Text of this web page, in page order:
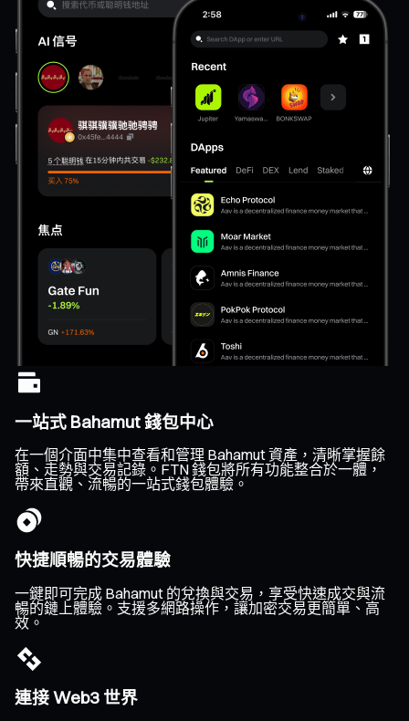
一站式 Bahamut 錢包中心
在一個介面中集中查看和管理 Bahamut 資產，清晰掌握餘
額、走勢與交易記錄。FTN 錢包將所有功能整合於一體，
帶來直觀、流暢的一站式錢包體驗。
快捷順暢的交易體驗
一鍵即可完成 Bahamut 的兌換與交易，享受快速成交與流
暢的鏈上體驗。支援多網路操作，讓加密交易更簡單、高
效。
連接 Web3 世界